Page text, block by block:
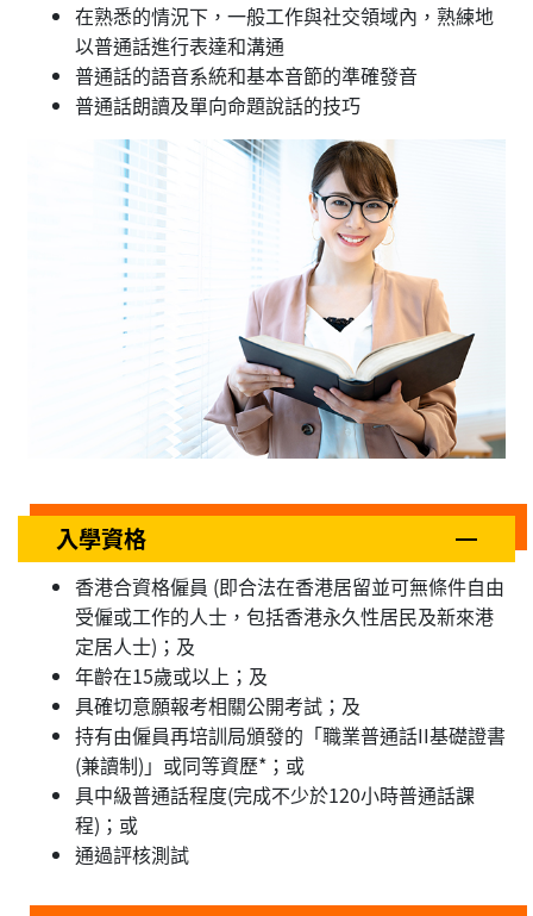
在熟悉的情況下，一般工作與社交領域內，熟練地
以普通話進行表達和溝通
普通話的語音系統和基本音節的準確發音
普通話朗讀及單向命題說話的技巧
入學資格
香港合資格僱員 (即合法在香港居留並可無條件自由
受僱或工作的人士，包括香港永久性居民及新來港
定居人士)；及
年齡在15歲或以上；及
具確切意願報考相關公開考試；及
持有由僱員再培訓局頒發的「職業普通話II基礎證書
(兼讀制)」或同等資歷*；或
具中級普通話程度(完成不少於120小時普通話課
程)；或
通過評核測試